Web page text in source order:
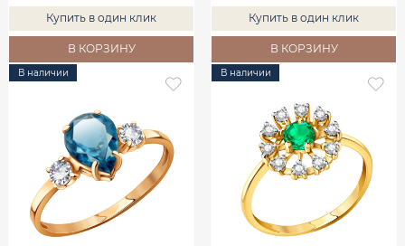
Купить в один клик
В КОРЗИНУ
Купить в один клик
В КОРЗИНУ
В наличии В наличии